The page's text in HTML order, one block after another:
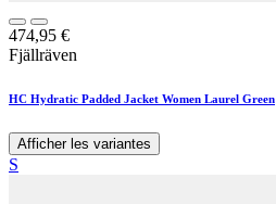
474,95 €
Fjällräven
HC Hydratic Padded Jacket Women Laurel Green
Afficher les variantes
S